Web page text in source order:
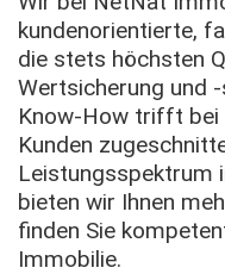
kundenorientierte,
die stets höchsten
Wertsicherung und
Know-How trifft bei
Kunden
Leistungsspektrum
bieten wir Ihnen
finden Sie
Immobilie.